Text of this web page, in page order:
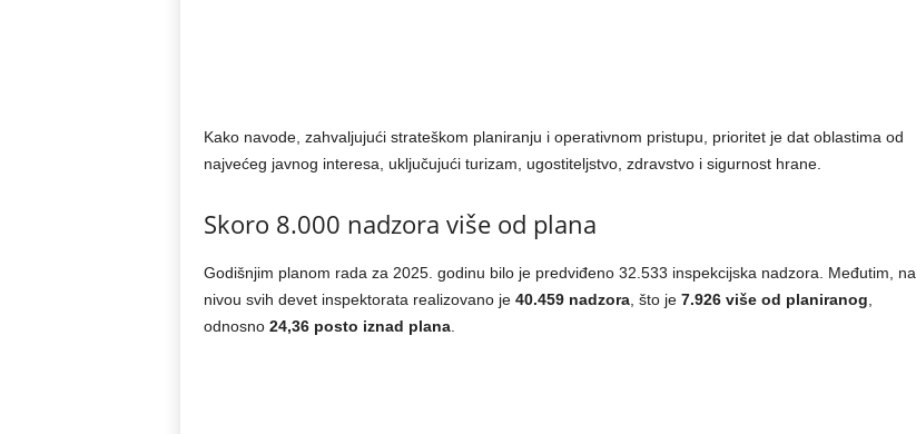
Kako navode, zahvaljujući strateškom planiranju i operativnom pristupu, prioritet je dat oblastima od
najvećeg javnog interesa, uključujući turizam, ugostiteljstvo, zdravstvo i sigurnost hrane.
Skoro 8.000 nadzora više od plana
Godišnjim planom rada za 2025. godinu bilo je predviđeno 32.533 inspekcijska nadzora. Međutim, na
nivou svih devet inspektorata realizovano je 40.459 nadzora, što je 7.926 više od planiranog
odnosno 24,36 posto iznad plana.